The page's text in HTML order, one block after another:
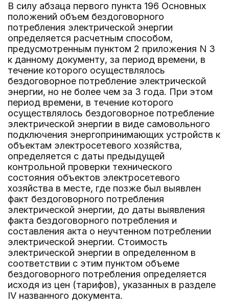
В силу абзаца первого пункта 196 Основных
положений объем бездоговорного
потребления электрической энергии
определяется расчетным способом,
предусмотренным пунктом 2 приложения N 3
к данному документу, за период времени, в
течение которого осуществлялось
бездоговорное потребление электрической
энергии, но не более чем за 3 года. При этом
период времени, в течение которого
осуществлялось бездоговорное потребление
электрической энергии в виде самовольного
подключения энергопринимающих устройств к
объектам электросетевого хозяйства,
определяется с даты предыдущей
контрольной проверки технического
состояния объектов электросетевого
хозяйства в месте, где позже был выявлен
факт бездоговорного потребления
электрической энергии, до даты выявления
факта бездоговорного потребления и
составления акта о неучтенном потреблении
электрической энергии. Стоимость
электрической энергии в определенном в
соответствии с этим пунктом объеме
бездоговорного потребления определяется
исходя из цен (тарифов), указанных в разделе
IV названного документа.